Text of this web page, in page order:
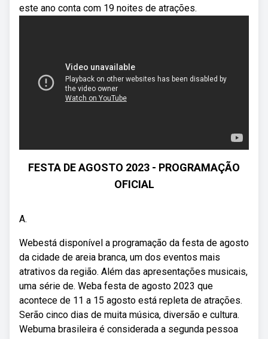
este ano conta com 19 noites de atrações.
FESTA DE AGOSTO 2023 - PROGRAMAÇÃO
OFICIAL
A.
Webestá disponível a programação da festa de agosto
da cidade de areia branca, um dos eventos mais
atrativos da região. Além das apresentações musicais,
uma série de. Weba festa de agosto 2023 que
acontece de 11 a 15 agosto está repleta de atrações.
Serão cinco dias de muita música, diversão e cultura.
Webuma brasileira é considerada a segunda pessoa